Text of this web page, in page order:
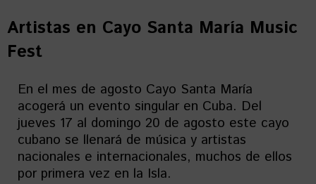
Artistas en Cayo Santa María Music
Fest
En el mes de agosto Cayo Santa María
acogerá un evento singular en Cuba. Del
jueves 17 al domingo 20 de agosto este cayo
cubano se llenará de música y artistas
nacionales e internacionales, muchos de ellos
por primera vez en la Isla.